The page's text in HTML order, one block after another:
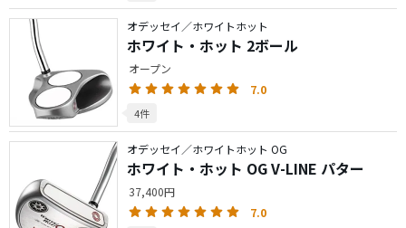
オデッセイ／ホワイトホット
ホワイト・ホット 2ボール
オープン
7.0
4件
オデッセイ／ホワイトホット OG
ホワイト・ホット OG V-LINE パター
37,400円
7.0